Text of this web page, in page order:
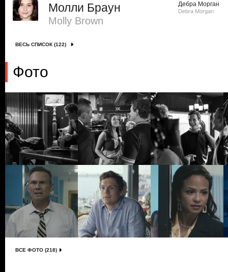
Молли Браун
Molly Brown
Дебра Морган
Debra Morgan
ВЕСЬ СПИСОК (122)
Фото
ВСЕ ФОТО (218)